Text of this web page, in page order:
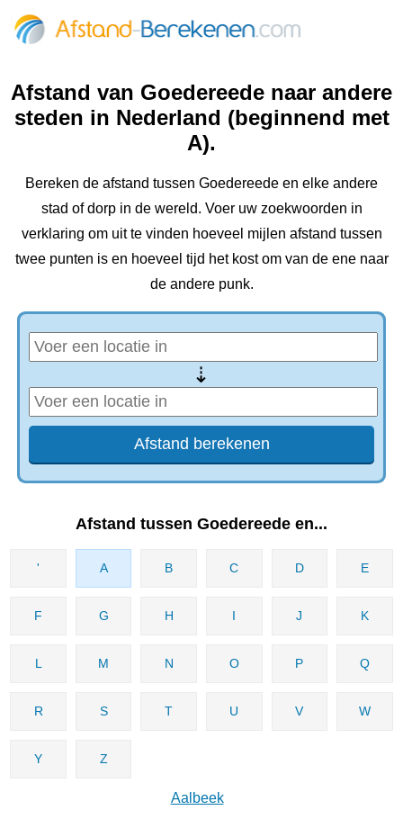
Afstand van Goedereede naar andere
steden in Nederland (beginnend met
A).
Bereken de afstand tussen Goedereede en elke andere
stad of dorp in de wereld. Voer uw zoekwoorden in
verklaring om uit te vinden hoeveel mijlen afstand tussen
twee punten is en hoeveel tijd het kost om van de ene naar
de andere punk.
⇢
Afstand tussen Goedereede en...
' A B C D E
F G H I J K
L M N O P Q
R S T U V W
Y Z
Aalbeek